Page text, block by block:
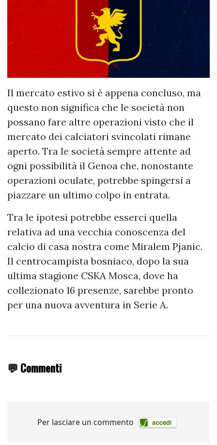
Il mercato estivo si è appena concluso, ma
questo non significa che le società non
possano fare altre operazioni visto che il
mercato dei calciatori svincolati rimane
aperto. Tra le società sempre attente ad
ogni possibilità il Genoa che, nonostante
operazioni oculate, potrebbe spingersi a
piazzare un ultimo colpo in entrata.
Tra le ipotesi potrebbe esserci quella
relativa ad una vecchia conoscenza del
calcio di casa nostra come Miralem Pjanic.
Il centrocampista bosniaco, dopo la sua
ultima stagione CSKA Mosca, dove ha
collezionato 16 presenze, sarebbe pronto
per una nuova avventura in Serie A.
💬 Commenti